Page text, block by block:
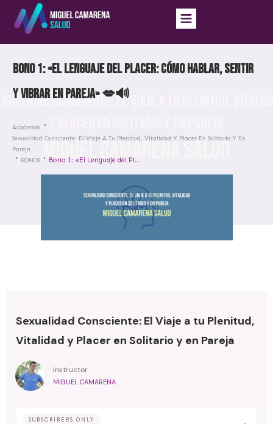
Bono 1: «El Lenguaje del Placer: Cómo hablar, sentir
y vibrar en pareja» 💋🔊
Academia
Sexualidad Consciente: El Viaje A Tu Plenitud, Vitalidad Y Placer En Solitario Y En
Pareja
BONOS
Bono 1: «El Lenguaje del Placer: Cómo hablar, sentir y vibrar en pareja» 💋🔊
Sexualidad Consciente: El Viaje a tu Plenitud,
Vitalidad y Placer en Solitario y en Pareja
Instructor
MIGUEL CAMARENA
SUBSCRIBERS ONLY